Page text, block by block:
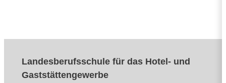
Landesberufsschule für das Hotel- und
Gaststättengewerbe